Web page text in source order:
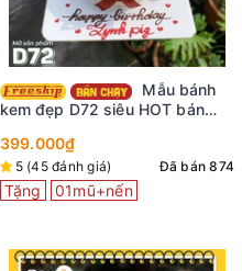
kem đẹp D72 siêu HOT bán
399.000₫
5 (45 đánh giá) Đã bán 874
Tặng 01mũ+nến